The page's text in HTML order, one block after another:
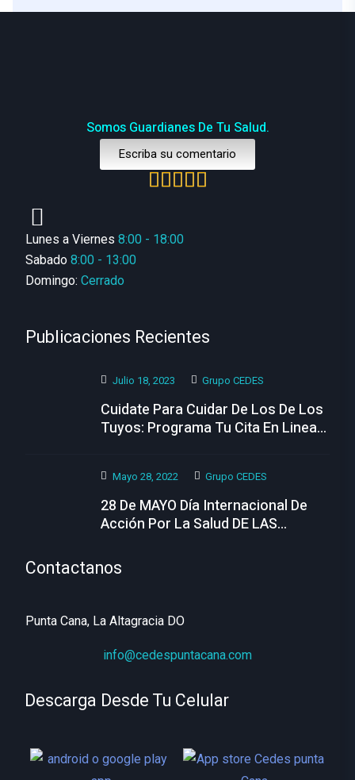
Somos Guardianes De Tu Salud.
Escriba su comentario
Lunes a Viernes 8:00 - 18:00
Sabado 8:00 - 13:00
Domingo: Cerrado
Publicaciones Recientes
Julio 18, 2023 Grupo CEDES
Cuidate Para Cuidar De Los De Los
Tuyos: Programa Tu Cita En Linea
Mayo 28, 2022 Grupo CEDES
28 De MAYO Día Internacional De
Acción Por La Salud DE LAS
Contactanos
Punta Cana, La Altagracia DO
info@cedespuntacana.com
Descarga Desde Tu Celular